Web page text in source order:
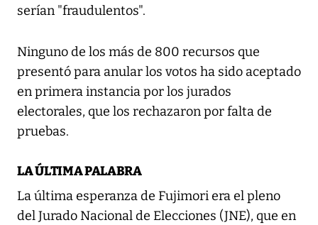
serían "fraudulentos".
Ninguno de los más de 800 recursos que
presentó para anular los votos ha sido aceptado
en primera instancia por los jurados
electorales, que los rechazaron por falta de
pruebas.
LA ÚLTIMA PALABRA
La última esperanza de Fujimori era el pleno
del Jurado Nacional de Elecciones (JNE), que en